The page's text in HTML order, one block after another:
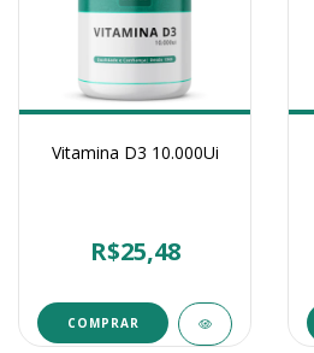
Vitamina D3 10.000Ui
R$25,48
COMPRAR